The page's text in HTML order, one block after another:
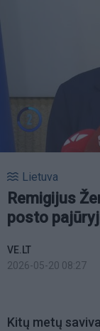
Lietuva
Remigijus
posto
VE.LT
2026-05-20 08:27
Kitų metų